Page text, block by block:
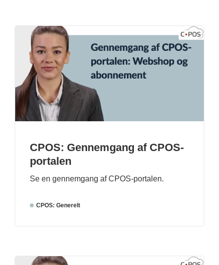
CPOS: Gennemgang af CPOS-
portalen
Se en gennemgang af CPOS-portalen.
CPOS: Generelt